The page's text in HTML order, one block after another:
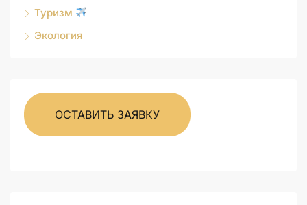
Туризм
Экология
ОСТАВИТЬ ЗАЯВКУ